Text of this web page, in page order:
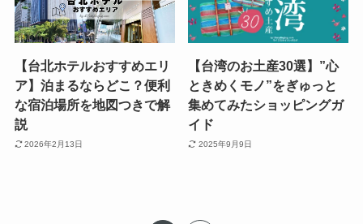
【台北ホテルおすすめエリ
ア】泊まるならどこ？便利
な宿泊場所を地図つきで解
説
2026年2月13日
【台湾のお土産30選】”心
ときめくモノ”をぎゅっと
集めてみたショッピングガ
イド
2025年9月9日